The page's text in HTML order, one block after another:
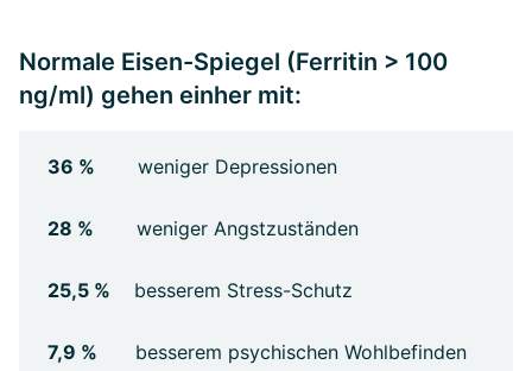
Normale Eisen-Spiegel (Ferritin > 100
ng/ml) gehen einher mit:
36 % weniger Depressionen
28 % weniger Angstzuständen
25,5 % besserem Stress-Schutz
7,9 % besserem psychischen Wohlbefinden